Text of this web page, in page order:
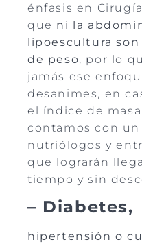
énfasis en
que ni la
lipoescultura
de peso, por lo
jamás ese
desanimes, en
el índice de
contamos con
nutriólogos y
que lograrán
tiempo y sin
– Diabetes,
hipertensión o